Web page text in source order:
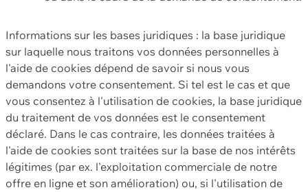
Informations sur les bases juridiques : la base juridique
sur laquelle nous traitons vos données personnelles à
l'aide de cookies dépend de savoir si nous vous
demandons votre consentement. Si tel est le cas et que
vous consentez à l'utilisation de cookies, la base juridique
du traitement de vos données est le consentement
déclaré. Dans le cas contraire, les données traitées à
l'aide de cookies sont traitées sur la base de nos intérêts
légitimes (par ex. l'exploitation commerciale de notre
offre en ligne et son amélioration) ou, si l'utilisation de